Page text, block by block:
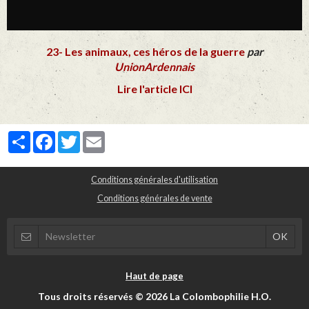
23- Les animaux, ces héros de la guerre par
UnionArdennais
Lire l'article ICI
PartagerFacebook
Twitter
Conditions générales d'utilisation
Conditions générales de vente
Haut de page
Tous droits réservés © 2026 La Colombophilie H.O.